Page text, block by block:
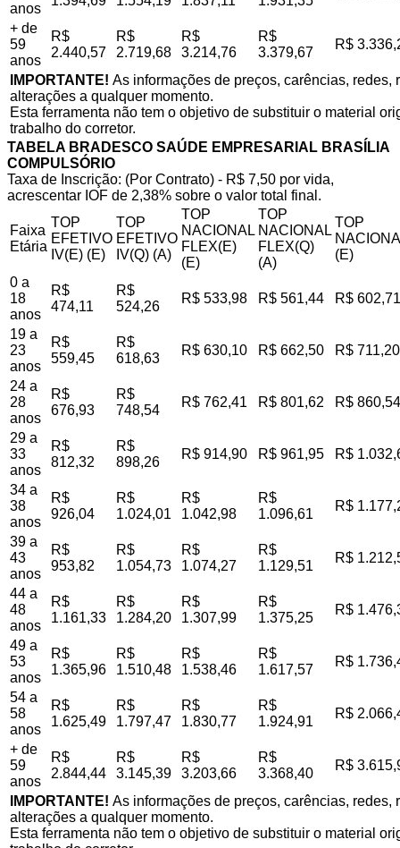
anos
+ de
59
anos
R$
2.440,57
R$
2.719,68
R$
3.214,76
R$
3.379,67
R$
IMPORTANTE! As informações de preços, carências,
alterações a qualquer momento.
Esta ferramenta não tem o objetivo de substituir o material
trabalho do corretor.
TABELA BRADESCO SAÚDE EMPRESARIAL BRASÍLIA
COMPULSÓRIO
Taxa de Inscrição: (Por Contrato) - R$ 7,50 por vida,
acrescentar IOF de 2,38% sobre o valor total final.
Faixa
Etária
TOP
EFETIVO
IV(E) (E)
TOP
EFETIVO
IV(Q) (A)
TOP
NACIONAL
FLEX(E)
(E)
TOP
NACIONAL
FLEX(Q)
(A)
TOP
(E)
0 a
18
anos
R$
474,11
R$
524,26
R$ 533,98 R$ 561,44 R$ 602,71
19 a
23
anos
R$
559,45
R$
618,63
R$ 630,10 R$ 662,50 R$ 711,20
24 a
28
anos
R$
676,93
R$
748,54
R$ 762,41 R$ 801,62 R$ 860,54
29 a
33
anos
R$
812,32
R$
898,26
R$ 914,90 R$ 961,95 R$
34 a
38
anos
R$
926,04
R$
1.024,01
R$
1.042,98
R$
1.096,61
R$
39 a
43
anos
R$
953,82
R$
1.054,73
R$
1.074,27
R$
1.129,51
R$
44 a
48
anos
R$
1.161,33
R$
1.284,20
R$
1.307,99
R$
1.375,25
R$
49 a
53
anos
R$
1.365,96
R$
1.510,48
R$
1.538,46
R$
1.617,57
R$
54 a
58
anos
R$
1.625,49
R$
1.797,47
R$
1.830,77
R$
1.924,91
R$
+ de
59
anos
R$
2.844,44
R$
3.145,39
R$
3.203,66
R$
3.368,40
R$
IMPORTANTE! As informações de preços, carências,
alterações a qualquer momento.
Esta ferramenta não tem o objetivo de substituir o material